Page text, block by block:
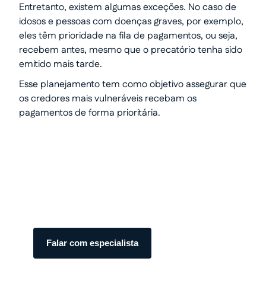
Entretanto, existem algumas exceções. No caso de
idosos e pessoas com doenças graves, por exemplo,
eles têm prioridade na fila de pagamentos, ou seja,
recebem antes, mesmo que o precatório tenha sido
emitido mais tarde.
Esse planejamento tem como objetivo assegurar que
os credores mais vulneráveis recebam os
pagamentos de forma prioritária.
Falar com especialista